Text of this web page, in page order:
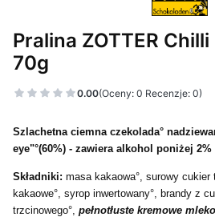
Pralina ZOTTER
70g
0.00(Oceny: 0 Recenzje: 0)
Szlachetna ciemna czekolada°
eye"°(60%) - zawiera alkohol poniżej 2%
Składniki: masa kakaowa°, surowy cukier
kakaowe°, syrop inwertowany°, brandy z
trzcinowego°, pełnotłuste kremowe mleko